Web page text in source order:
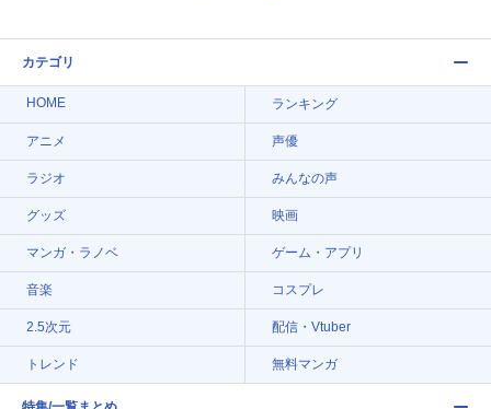
カテゴリ
HOME ランキング
アニメ 声優
ラジオ みんなの声
グッズ 映画
マンガ・ラノベ ゲーム・アプリ
音楽 コスプレ
2.5次元 配信・Vtuber
トレンド 無料マンガ